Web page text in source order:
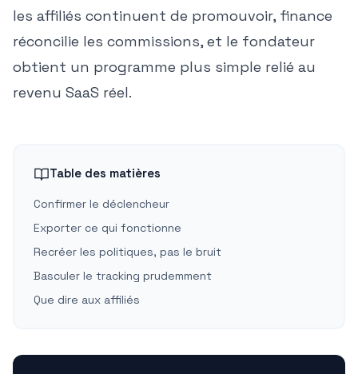
les affiliés continuent de promouvoir, finance
réconcilie les commissions, et le fondateur
obtient un programme plus simple relié au
revenu SaaS réel.
Table des matières
Confirmer le déclencheur
Exporter ce qui fonctionne
Recréer les politiques, pas le bruit
Basculer le tracking prudemment
Que dire aux affiliés